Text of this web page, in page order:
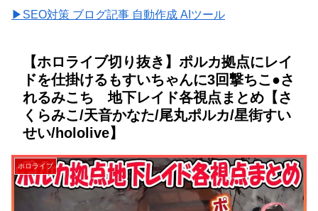
▶SEO対策 ブログ記事 自動作成 AIツール
【ホロライブ切り抜き】ポルカ拠点にレイ
ドを仕掛けるもすいちゃんに3回撃ちこ●さ
れるみこち 地下レイド各視点まとめ【さ
くらみこ/天音かなた/尾丸ポルカ/星街すい
せい/hololive】
ホロライブ